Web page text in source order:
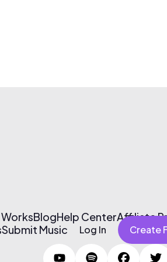
BlogHelp CenterAffiliate
Submit Music Log In Create